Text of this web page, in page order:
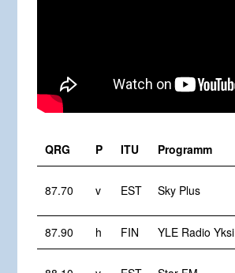
QRG P ITU Programm
87.70 v EST Sky Plus
87.90 h FIN YLE Radio Yksi